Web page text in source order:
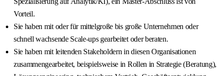
Vorteil.
Sie haben mit oder für mittelgroße bis große Unternehmen oder
schnell wachsende Scale-ups gearbeitet oder beraten.
Sie haben mit leitenden Stakeholdern in diesen Organisationen
zusammengearbeitet, beispielsweise in Rollen in Strategie (Beratung),